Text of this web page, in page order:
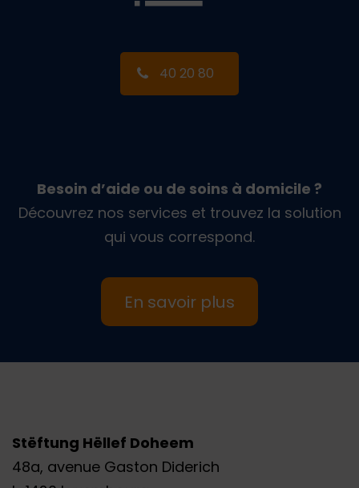
40 20 80
Besoin d’aide ou de soins à domicile ?
Découvrez nos services et trouvez la solution
qui vous correspond.
En savoir plus
Stëftung Hëllef Doheem
48a, avenue Gaston Diderich